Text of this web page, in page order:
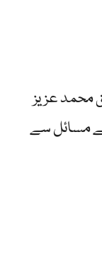
محمد عزیز
مسائل سے